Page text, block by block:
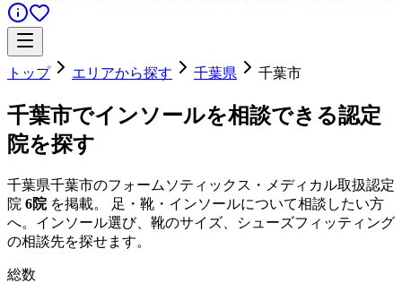
トップ エリアから探す 千葉県 千葉市
千葉市でインソールを相談できる認定
院を探す
千葉県千葉市のフォームソティックス・メディカル取扱認定
院 6院を掲載。 足・靴・インソールについて相談したい方
へ。インソール選び、靴のサイズ、シューズフィッティング
の相談先を探せます。
総数